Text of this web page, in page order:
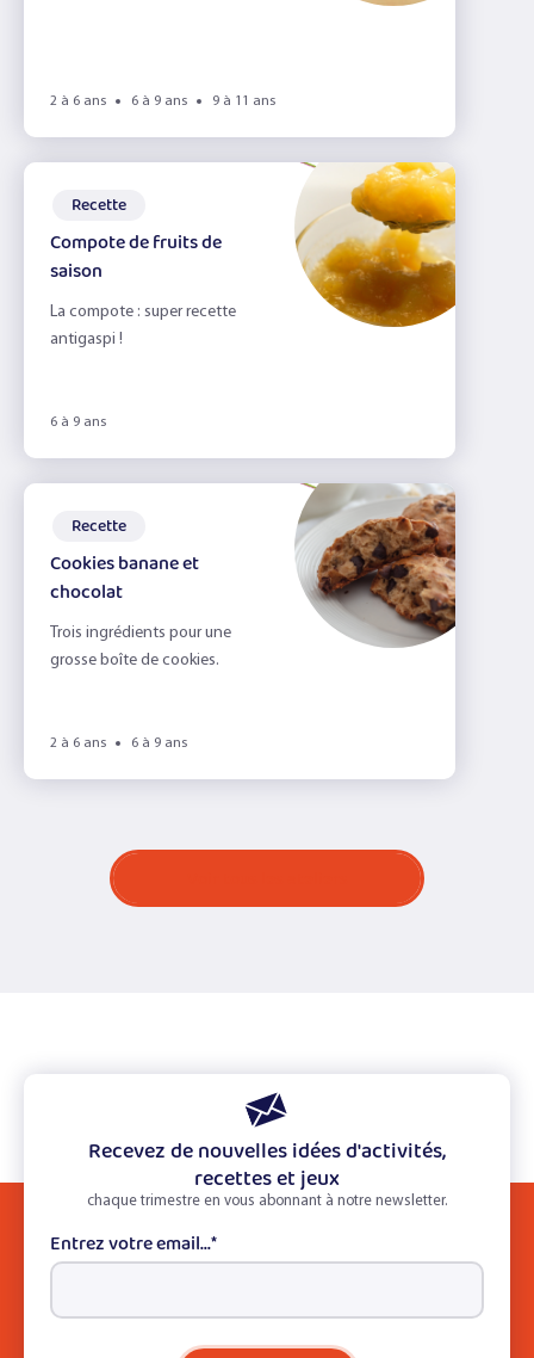
2 à 6 ans 6 à 9 ans 9 à 11 ans
Recette
Compote de fruits de
saison
La compote : super recette
antigaspi !
6 à 9 ans
Recette
Cookies banane et
chocolat
Trois ingrédients pour une
grosse boîte de cookies.
2 à 6 ans 6 à 9 ans
Recevez de nouvelles idées d'activités,
recettes et jeux
chaque trimestre en vous abonnant à notre newsletter.
Entrez votre email...*